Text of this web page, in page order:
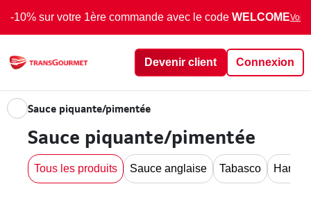
-10% sur votre 1ère commande avec le code WELCOMEVoir
Devenir client Connexion
Sauce piquante/pimentée
Sauce piquante/pimentée
Tous les produits Sauce anglaise Tabasco Harissa